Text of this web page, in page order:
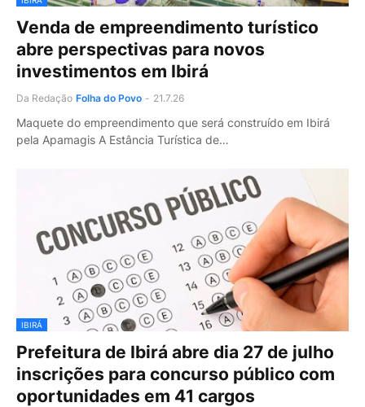
Venda de empreendimento turístico
abre perspectivas para novos
investimentos em Ibirá
Da Redação Folha do Povo - 21.7.26
Maquete do empreendimento que será construído em Ibirá
pela Apamagis A Estância Turística de…
IBIRÁ
Prefeitura de Ibirá abre dia 27 de julho
inscrições para concurso público com
oportunidades em 41 cargos